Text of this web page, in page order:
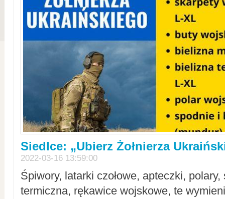
Siedlce: „Ubierz Żołnierza
2022-03-16 13:59:00
Śpiwory, latarki czołowe, apteczki,
termiczna, rękawice wojskowe, te